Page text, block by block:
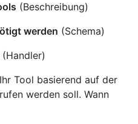
(Beschreibung)
werden (Schema)
(Handler)
Tool basierend auf der
werden soll. Wann